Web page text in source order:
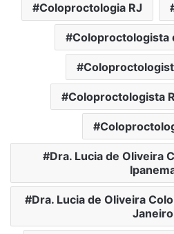
Coloproctologia RJ
Coloproctologista
Coloproctologista
Dra. Lucia de Oliveira
Dra. Lucia de Oliveira
Janeiro